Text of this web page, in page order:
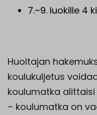
7.–9. luokille 4
Huoltajan
koulukuljetus
koulumatka
– koulumatka on